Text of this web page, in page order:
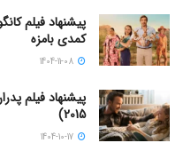
کمدی بامزه
2015)